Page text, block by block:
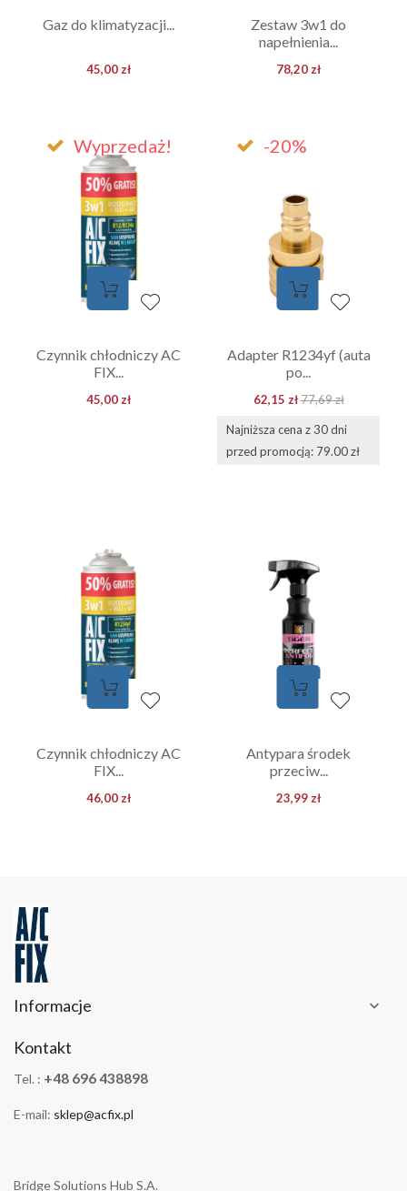
Gaz do klimatyzacji...
45,00 zł
Zestaw 3w1 do
napełnienia...
78,20 zł
Czynnik chłodniczy AC
FIX...
45,00 zł
Wyprzedaż!
Adapter R1234yf (auta
po...
62,15 zł77,69 zł
Najniższa cena z 30 dni
przed promocją: 79.00 zł
-20%
Czynnik chłodniczy AC
FIX...
46,00 zł
Antypara środek
przeciw...
23,99 zł
Informacje 
Kontakt
Tel. : +48 696 438898
E-mail: sklep@acfix.pl
Bridge Solutions Hub S.A.